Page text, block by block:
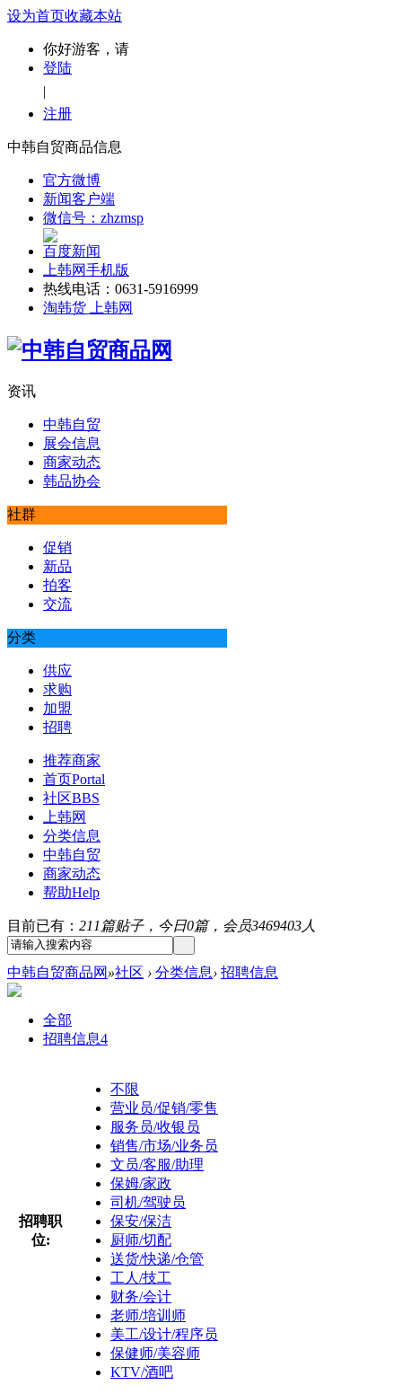
设为首页收藏本站
你好游客，请
登陆
|
注册
中韩自贸商品信息
官方微博
新闻客户端
微信号：zhzmsp
百度新闻
上韩网手机版
热线电话：0631-5916999
淘韩货 上韩网
资讯
中韩自贸
展会信息
商家动态
韩品协会
社群
促销
新品
拍客
交流
分类
供应
求购
加盟
招聘
推荐商家
首页Portal
社区BBS
上韩网
分类信息
中韩自贸
商家动态
帮助Help
目前已有： 211篇贴子，今日0篇，会员3469403人
中韩自贸商品网 »社区 › 分类信息› 招聘信息
全部
招聘信息4
招聘职
位:
不限
营业员/促销/零售
服务员/收银员
销售/市场/业务员
文员/客服/助理
保姆/家政
司机/驾驶员
保安/保洁
厨师/切配
送货/快递/仓管
工人/技工
财务/会计
老师/培训师
美工/设计/程序员
保健师/美容师
KTV/酒吧